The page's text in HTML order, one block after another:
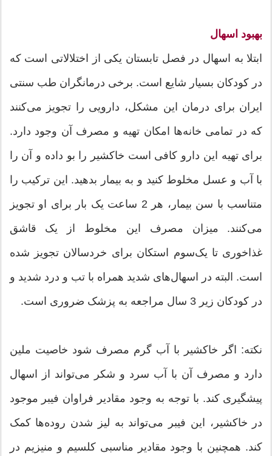
بهبود اسهال
ابتلا به اسهال در فصل تابستان یکی از اختلالاتی است که
در کودکان بسیار شایع است. برخی درمانگران طب سنتی
ایران برای درمان این مشکل، دارویی را تجویز می‌کنند
که در تمامی خانه‌ها امکان تهیه و مصرف آن وجود دارد.
برای تهیه این دارو کافی است خاکشیر را بو داده و آن را
با آب و عسل مخلوط کنید و به بیمار بدهید. این ترکیب را
متناسب با سن بیمار، هر 2 ساعت یک بار برای او تجویز
می‌کنند. میزان مصرف این مخلوط از یک قاشق
غذاخوری تا یک‌سوم استکان برای خردسالان تجویز شده
است. البته در اسهال‌های شدید همراه با تب و درد شدید و
در کودکان زیر 3 سال مراجعه به پزشک ضروری است.
نکته: اگر خاکشیر با آب گرم مصرف شود خاصیت ملین
دارد و مصرف آن با آب سرد و شکر می‌تواند از اسهال
پیشگیری کند. با توجه به وجود مقادیر فراوان فیبر موجود
در خاکشیر، این فیبر می‌تواند به لیز شدن روده‌ها کمک
کند. همچنین با وجود مقادیر مناسبی کلسیم و منیزیم در